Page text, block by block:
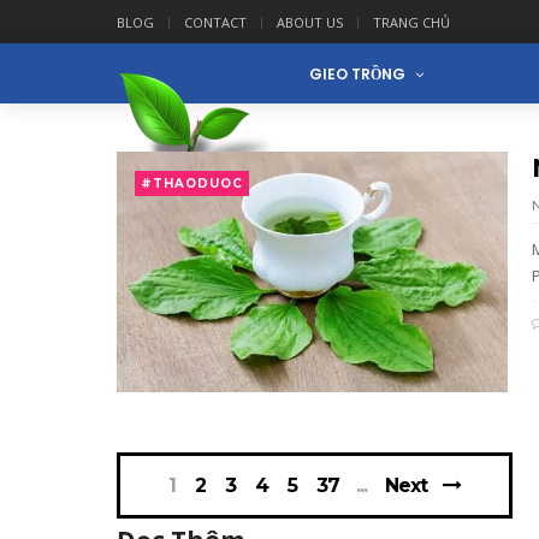
BLOG CONTACT ABOUT US TRANG CHỦ
GIEO TRỒNG
#THAODUOC
1 2 3 4 5 37 Next